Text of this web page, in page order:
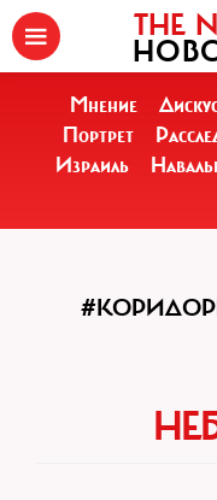
THE
Мнение
Портрет
Израиль